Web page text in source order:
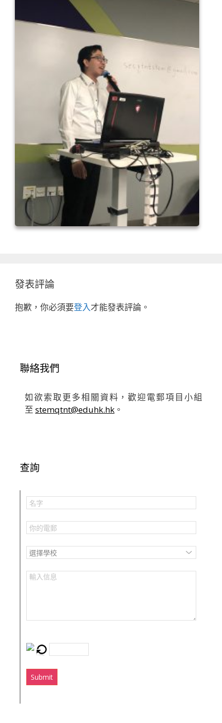
發表評論
抱歉，你必須要登入才能發表評論。
聯絡我們
如欲索取更多相關資料，歡迎電郵項目小組
至 stemqtnt@eduhk.hk 。
查詢
Submit